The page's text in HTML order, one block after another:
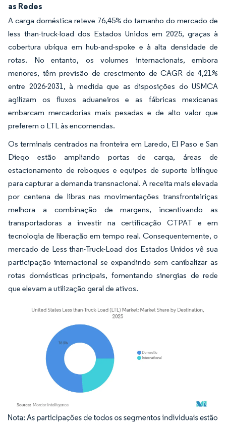
as Redes
A carga doméstica reteve 76,45% do tamanho do mercado de
less than-truck-load dos Estados Unidos em 2025, graças à
cobertura ubíqua em hub-and-spoke e à alta densidade de
rotas. No entanto, os volumes internacionais, embora
menores, têm previsão de crescimento de CAGR de 4,21%
entre 2026-2031, à medida que as disposições do USMCA
agilizam os fluxos aduaneiros e as fábricas mexicanas
embarcam mercadorias mais pesadas e de alto valor que
preferem o LTL às encomendas.
Os terminais centrados na fronteira em Laredo, El Paso e San
Diego estão ampliando portas de carga, áreas de
estacionamento de reboques e equipes de suporte bilíngue
para capturar a demanda transnacional. A receita mais elevada
por centena de libras nas movimentações transfronteiriças
melhora a combinação de margens, incentivando as
transportadoras a investir na certificação CTPAT e em
tecnologia de liberação em tempo real. Consequentemente, o
mercado de Less than-Truck-Load dos Estados Unidos vê sua
participação internacional se expandindo sem canibalizar as
rotas domésticas principais, fomentando sinergias de rede
que elevam a utilização geral de ativos.